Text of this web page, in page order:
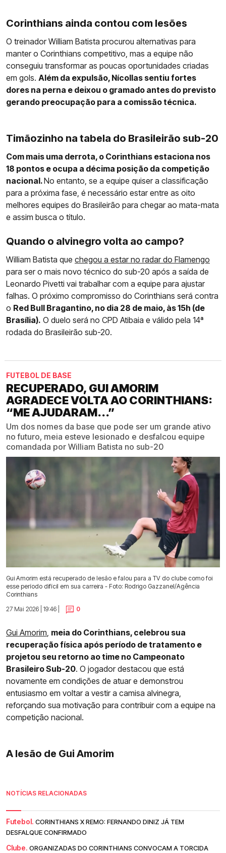
Corinthians ainda contou com lesões
O treinador William Batista procurou alternativas para
manter o Corinthians competitivo, mas a equipe não
conseguiu transformar as poucas oportunidades criadas
em gols. Além da expulsão, Nícollas sentiu fortes
dores na perna e deixou o gramado antes do previsto
gerando preocupação para a comissão técnica.
Timãozinho na tabela do Brasileirão sub-20
Com mais uma derrota, o Corinthians estaciona nos
18 pontos e ocupa a décima posição da competição
nacional.No entanto, se a equipe quiser a classificação
para a próxima fase, é necessário estar entre as oito
melhores equipes do Brasileirão para chegar ao mata-mata
e assim busca o título.
Quando o alvinegro volta ao campo?
William Batista que chegou a estar no radar do Flamengo
para ser o mais novo técnico do sub-20 após a saída de
Leonardo Pivetti vai trabalhar com a equipe para ajustar
falhas. O próximo compromisso do Corinthians será contra
o Red Bull Bragantino, no dia 28 de maio, às 15h (de
Brasília). O duelo será no CPD Atibaia e válido pela 14ª
rodada do Brasileirão sub-20.
FUTEBOL DE BASE
RECUPERADO, GUI AMORIM
AGRADECE VOLTA AO CORINTHIANS:
“ME AJUDARAM...”
Um dos nomes da base que pode ser um grande ativo
no futuro, meia esteve lesionado e desfalcou equipe
comandada por William Batista no sub-20
Gui Amorim está recuperado de lesão e falou para a TV do clube como foi
esse período difícil em sua carreira - Foto: Rodrigo Gazzanel/Agência
Corinthians
27 Mai 2026 | 19:46 |
0
Gui Amorim meia do Corinthians, celebrou sua
recuperação física após período de tratamento e
projetou seu retorno ao time no Campeonato
Brasileiro Sub-20. O jogador destacou que está
novamente em condições de atuar e demonstrou
entusiasmo em voltar a vestir a camisa alvinegra,
reforçando sua motivação para contribuir com a equipe na
competição nacional.
A lesão de Gui Amorim
NOTÍCIAS RELACIONADAS
Futebol. CORINTHIANS X REMO: FERNANDO DINIZ JÁ TEM
DESFALQUE CONFIRMADO
Clube. ORGANIZADAS DO CORINTHIANS CONVOCAM A TORCIDA